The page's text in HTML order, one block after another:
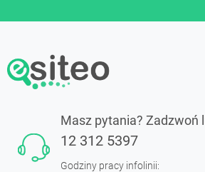
Masz pytania? Zadzwoń
12 312 5397
Godziny pracy infolinii: